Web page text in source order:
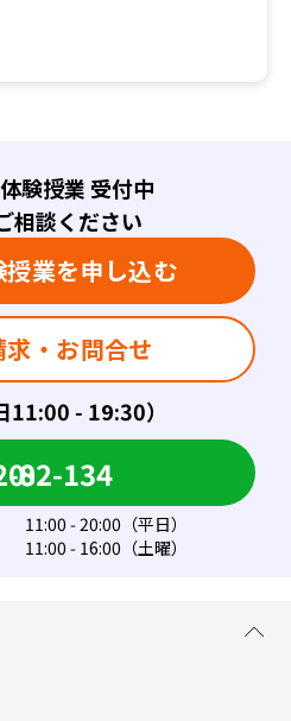
11:00 - 19:30）
験授業 受付中
相談ください
082-134
業を申し込む
11:00 - 20:00（平日）
11:00 - 16:00（土曜）
求・お問合せ